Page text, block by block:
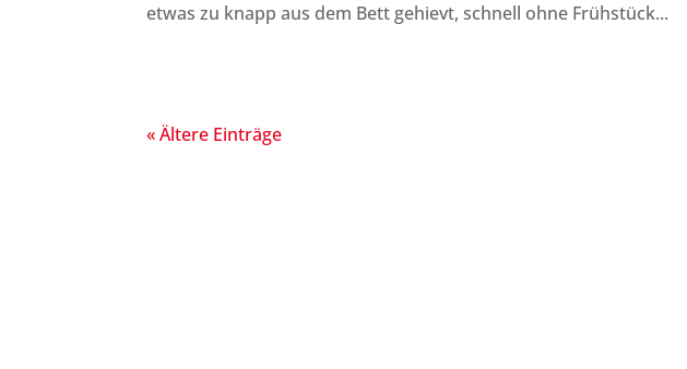
etwas zu knapp aus dem Bett gehievt, schnell ohne Frühstück...
« Ältere Einträge